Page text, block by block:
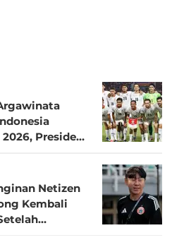
Presiden
Netizen
Kembali